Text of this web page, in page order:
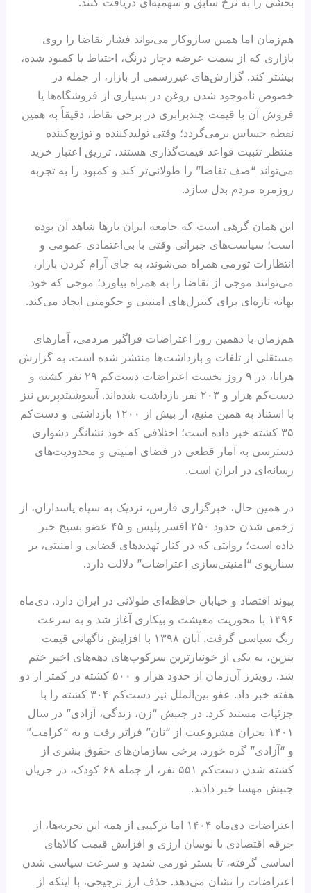
هم‌زمان اما همین سازوکار می‌تواند فشار تقاضا را روی
بازاری که از سمت عرضه دچار درنگ، احتیاط یا کمبود شده،
بیشتر کند. گزارش‌های غیررسمی از بازار، از جمله در
خصوص ناموجود شدن روغن در بسیاری از فروشگاه‌ها یا
فروش آن با قیمت چندبرابری در برخی نقاط، دقیقاً به همین
نقطه حساس برمی‌گردد؛ وقتی تولیدکننده و توزیع‌کننده
منتظر تثبیت قواعد قیمت‌گذاری هستند، تزریق اعتبار خرید
می‌تواند “صف تقاضا” را طولانی‌تر کند و کمبود را به تجربه
روزمره مردم بدل سازد.
این همان گرهی است که جامعه ایران بارها شاهد آن بوده
است؛ سیاست‌های جبرانی وقتی با بی‌اعتمادی عمومی و
انتظارات تورمی همراه می‌شوند، به جای آرام کردن بازار،
می‌توانند موجی از تقاضا را به همراه بیاورد؛ موجی که خود
بهانه تازه‌ای برای کنترل‌های امنیتی و حکومتی ایجاد می‌کند.
هم‌زمان با دهمین روز اعتراضات فراگیر مردمی، آمارهای
مستقلی از تلفات و بازداشت‌ها منتشر شده است. به گزارش
هرانا، در ۹ روز نخست اعتراضات دست‌کم ۲۹ نفر کشته و
دست‌کم هزار و ۲۰۳ نفر بازداشت شده‌اند. آسوشیتدپرس نیز
با استناد به همین منبع، از بیش از ۱۲۰۰ بازداشتی و دست‌کم
۳۵ کشته خبر داده است؛ اختلافی که خود نشانگر دشواری
دسترسی به آمار قطعی در فضای امنیتی و محدودیت‌های
رسانه‌ای در ایران است.
در همین حال، خبرگزاری فارس، نزدیک به سپاه پاسداران، از
زخمی شدن حدود ۲۵۰ افسر پلیس و ۴۵ عضو بسیج خبر
داده است؛ روایتی که در کنار تهدیدهای قضایی و امنیتی، بر
سناریوی “امنیتی‌سازی اعتراضات” دلالت دارد.
پیوند اقتصاد و خیابان حافظه‌ای طولانی در ایران دارد. دی‌ماه
۱۳۹۶ با محوریت معیشت و بیکاری آغاز شد و به سرعت
رنگ سیاسی گرفت. آبان ۱۳۹۸ با افزایش ناگهانی قیمت
بنزین، به یکی از خونبارترین سرکوب‌های دهه‌های اخیر ختم
شد. رویترز آن‌زمان از حدود هزار و ۵۰۰ کشته در کمتر از دو
هفته خبر داد. عفو بین‌الملل نیز دست‌کم ۳۰۴ کشته را با
جزئیات مستند کرد. در جنبش “زن، زندگی، آزادی” در سال
۱۴۰۱ بحران مشروعیت از “نان” فراتر رفت و به “کرامت”
و “آزادی” گره خورد. برخی سازمان‌های حقوق بشری از
کشته شدن دست‌کم ۵۵۱ نفر، از جمله ۶۸ کودک، در جریان
جنبش مهسا خبر دادند.
اعتراضات دی‌ماه ۱۴۰۴ اما ترکیبی از همه این تجربه‌ها، از
جرقه اقتصادی با نوسان ارزی و افزایش قیمت کالاهای
اساسی گرفته، تا بستر تورمی شدید و سرعت سیاسی شدن
اعتراضات را نشان می‌دهد. حذف ارز ترجیحی، با اینکه از